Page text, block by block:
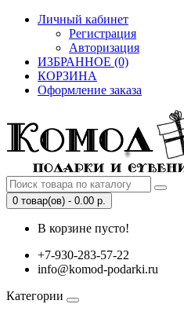
Личный кабинет
Регистрация
Авторизация
ИЗБРАННОЕ (0)
КОРЗИНА
Оформление заказа
0 товар(ов) - 0.00 р.
В корзине пусто!
+7-930-283-57-22
info@komod-podarki.ru
Категории